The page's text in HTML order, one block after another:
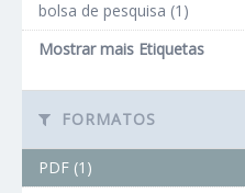
bolsa de pesquisa (1)
Mostrar mais Etiquetas
FORMATOS
PDF (1)